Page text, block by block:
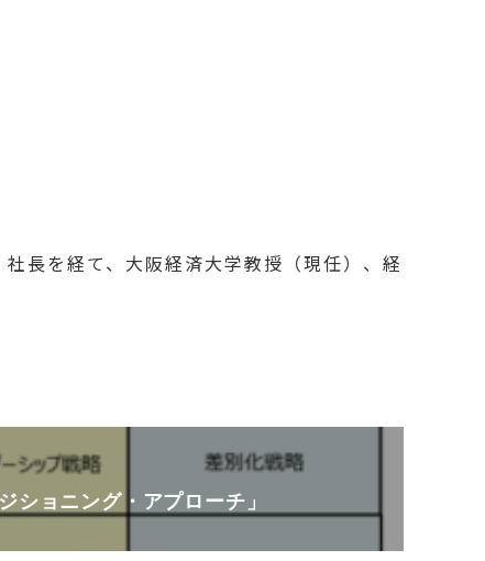
長を経て、大阪経済大学教授（現任）、経
ショニング・アプローチ」